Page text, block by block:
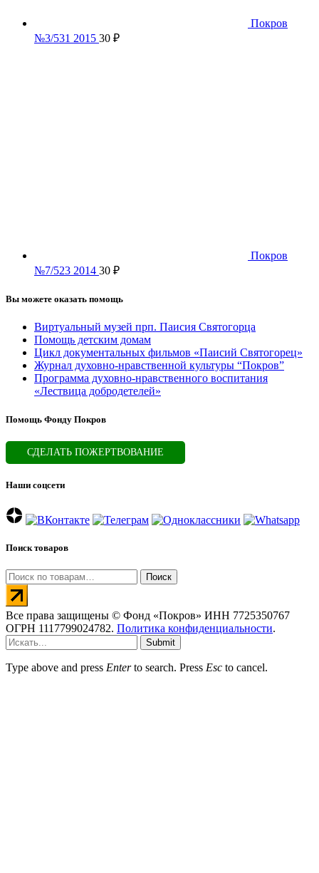
Покров
№3/531 2015 30 ₽
Покров
№7/523 2014 30 ₽
Вы можете оказать помощь
Виртуальный музей прп. Паисия Святогорца
Помощь детским домам
Цикл документальных фильмов «Паисий Святогорец»
Журнал духовно-нравственной культуры “Покров”
Программа духовно-нравственного воспитания
«Лествица добродетелей»
Помощь Фонду Покров
СДЕЛАТЬ ПОЖЕРТВОВАНИЕ
Наши соцсети
Поиск товаров
Искать: Поиск
Все права защищены © Фонд «Покров» ИНН 7725350767
ОГРН 1117799024782. Политика конфиденциальности.
Submit
Type above and press Enterto search. Press Esc to cancel.